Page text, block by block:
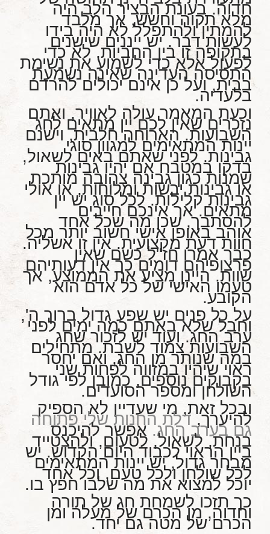
חדוה. בעונת הבציר הלב היה
מלא תקוה וחשש, אך מלבד
להמתין ולהתפלל לא היה בידו
לעשות דבר. יש ייננים שישנים
בתקופה זו בין החביות, לא כדי
לפעול אלא כדי לשמוע את נשימת
התסיסה העדינה שאינה נשמעת
בבית, ועל כן אינם יכולים להרדם
בלעדיה.
וכעת המאמר עולה לאוויר, ואתם
נזכרים שאין לכם יין מתאים לחג
השבועות. הארוחה חלבית, וישנם
יינות המתאימים למגוון סוגי
גבינות. לפני שאתם באים לשאול,
בדקו במטבח אם יהיו גבינות
שמנות כגון גבינה צהובה מותכת
או גבינות יבשות ומלוחות, או אולי
גבינות קלילות. לכל סוג יש יין
מתאים. אך אינכם חייבים
להסתבך, שכן מה שכל אחד
אוהב באופן אישי חשוב יותר מכל
חוות דעת מקצועית. אין זו אשליה.
כבר אמרו חז"ל כשם שאין
פרצופיהם דומים כך אין דעותיהם
שוות. היינן מציע את הממוצע, אך
טעמו האישי של כל אדם הוא
הקובע.
על כל פנים יש שפע גדול ברוך ה',
וחבל שלא באתם כמה ימים לפני
ערב החג. ועוד יש לזכור שחג
השבועות צמוד לשבת. מתחילים
במה שנותר מן החג, ואם יחסר
ראוי שיהיו במזווה לפחות שני
בקבוקים נוספים, כמובן לפי גודל
השולחן ומספר הסועדים.
ובכל זאת, מי שעדיין לא הספיק
להיערך,דלת החנות שלי פתוחה
גם בערב החג.אפשר להיכנס
בנחת, לשאול, לטעום, ולהצטייד
ביין הראוי לכבוד היום הקדוש. יש
מבחר גדול, יש יינות המתאימים
לכל שולחן ולכל טעם, וכל אחד
יוכל למצוא את מה שלבו חפץ בו.
כך תזכו לשמחת חג של תורה
וחדוה, מן הכרם של מעלה ומן
הכרם של מטה גם יחד.